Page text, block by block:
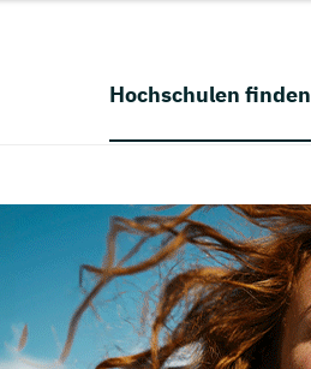
Hochschulen finden